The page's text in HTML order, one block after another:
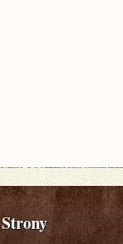
Strony